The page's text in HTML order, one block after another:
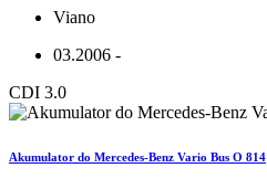
Viano
03.2006 -
CDI 3.0
Akumulator do Mercedes-Benz Vario Bus O 814